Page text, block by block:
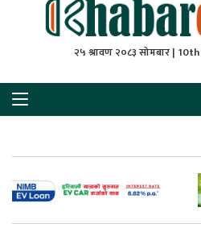
२५ श्रावण २०८३ सोमबार |